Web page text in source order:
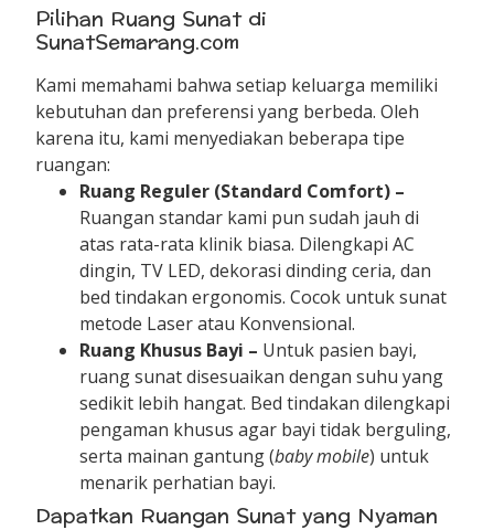
Pilihan Ruang Sunat di
SunatSemarang.com
Kami memahami bahwa setiap keluarga memiliki
kebutuhan dan preferensi yang berbeda. Oleh
karena itu, kami menyediakan beberapa tipe
ruangan:
Ruang Reguler (Standard Comfort) –
Ruangan standar kami pun sudah jauh di
atas rata-rata klinik biasa. Dilengkapi AC
dingin, TV LED, dekorasi dinding ceria, dan
bed tindakan ergonomis. Cocok untuk sunat
metode Laser atau Konvensional.
Ruang Khusus Bayi – Untuk pasien bayi,
ruang sunat disesuaikan dengan suhu yang
sedikit lebih hangat. Bed tindakan dilengkapi
pengaman khusus agar bayi tidak berguling,
serta mainan gantung (baby mobile) untuk
menarik perhatian bayi.
Dapatkan Ruangan Sunat yang Nyaman